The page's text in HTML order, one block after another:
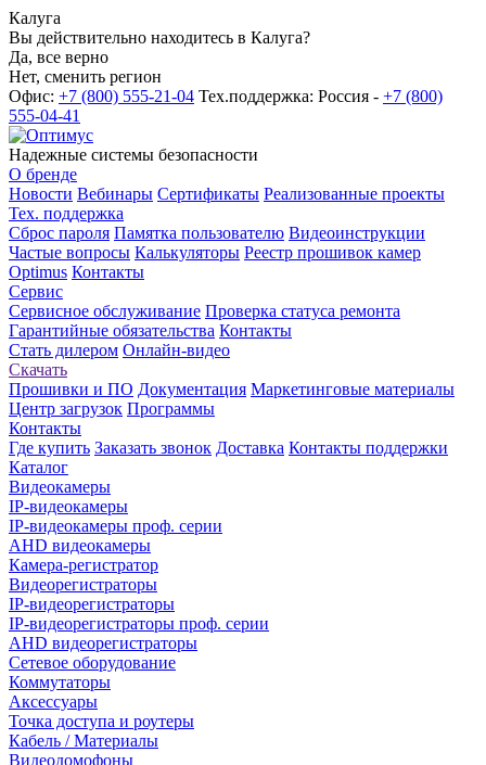
Калуга
Вы действительно находитесь в Калуга?
Да, все верно
Нет, сменить регион
Офис: +7 (800) 555-21-04 Тех.поддержка: Россия - +7 (800)
555-04-41
Надежные системы безопасности
О бренде
Новости Вебинары Сертификаты Реализованные проекты
Тех. поддержка
Сброс пароля Памятка пользователю Видеоинструкции
Частые вопросы Калькуляторы Реестр прошивок камер
Optimus Контакты
Сервис
Сервисное обслуживание Проверка статуса ремонта
Гарантийные обязательства Контакты
Стать дилером Онлайн-видео
Скачать
Прошивки и ПО Документация Маркетинговые материалы
Центр загрузок Программы
Контакты
Где купить Заказать звонок Доставка Контакты поддержки
Каталог
Видеокамеры
IP-видеокамеры
IP-видеокамеры проф. серии
AHD видеокамеры
Камера-регистратор
Видеорегистраторы
IP-видеорегистраторы
IP-видеорегистраторы проф. серии
AHD видеорегистраторы
Сетевое оборудование
Коммутаторы
Аксессуары
Точка доступа и роутеры
Кабель / Материалы
Видеодомофоны